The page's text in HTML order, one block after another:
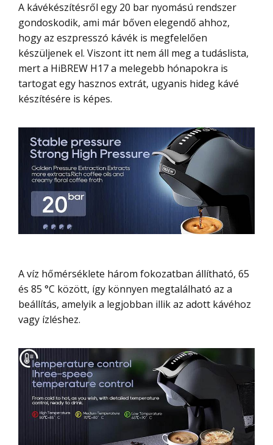
A kávékészítésről egy 20 bar nyomású rendszer
gondoskodik, ami már bőven elegendő ahhoz,
hogy az eszpresszó kávék is megfelelően
készüljenek el. Viszont itt nem áll meg a tudáslista,
mert a HiBREW H17 a melegebb hónapokra is
tartogat egy hasznos extrát, ugyanis hideg kávé
készítésére is képes.
A víz hőmérséklete három fokozatban állítható, 65
és 85 °C között, így könnyen megtalálható az a
beállítás, amelyik a legjobban illik az adott kávéhoz
vagy ízléshez.